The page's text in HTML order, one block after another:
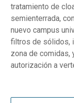
tratamiento de
semienterrada,
nuevo campus
filtros de sólidos,
zona de comidas,
autorización a